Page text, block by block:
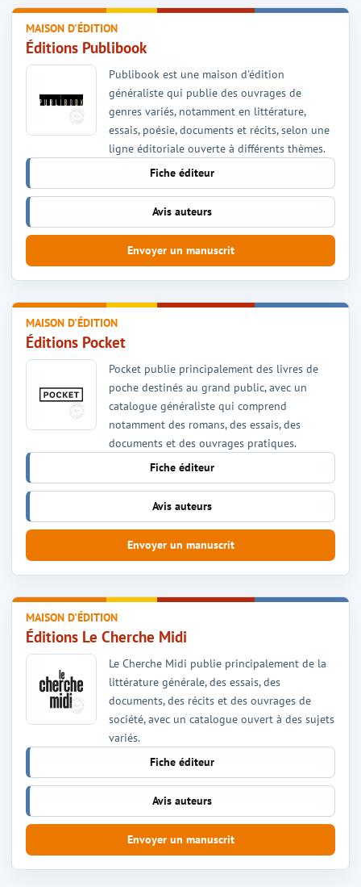
MAISON D'ÉDITION
Éditions Publibook
Publibook est une maison d'édition
généraliste qui publie des ouvrages de
genres variés, notamment en littérature,
essais, poésie, documents et récits, selon une
ligne éditoriale ouverte à différents thèmes.
Fiche éditeur
Avis auteurs
Envoyer un manuscrit
MAISON D'ÉDITION
Éditions Le Cherche Midi
Le Cherche Midi publie principalement de la
littérature générale, des essais, des
documents, des récits et des ouvrages de
société, avec un catalogue ouvert à des sujets
variés.
Fiche éditeur
Avis auteurs
Envoyer un manuscrit
MAISON D'ÉDITION
Éditions Pocket
Pocket publie principalement des livres de
poche destinés au grand public, avec un
catalogue généraliste qui comprend
notamment des romans, des essais, des
documents et des ouvrages pratiques.
Fiche éditeur
Avis auteurs
Envoyer un manuscrit